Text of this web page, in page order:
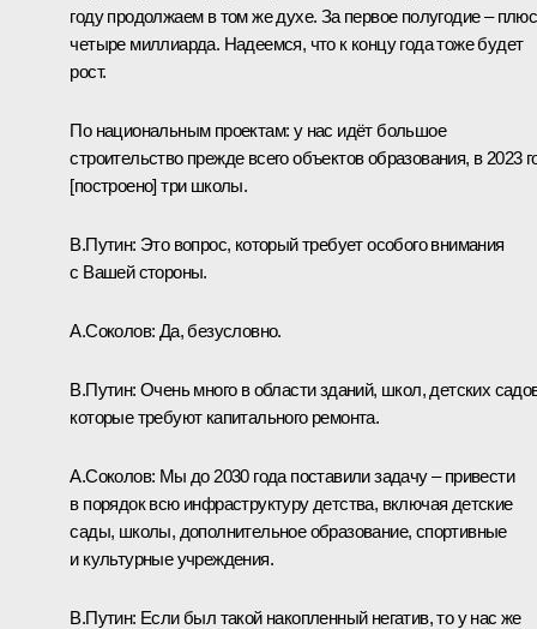
году продолжаем в том же духе. За первое полугодие – плюс
четыре миллиарда. Надеемся, что к концу года тоже будет
рост.
По национальным проектам: у нас идёт большое
строительство прежде всего объектов образования, в 2023
[построено] три школы.
В.Путин: Это вопрос, который требует особого внимания
с Вашей стороны.
А.Соколов: Да, безусловно.
В.Путин: Очень много в области зданий, школ, детских
которые требуют капитального ремонта.
А.Соколов: Мы до 2030 года поставили задачу – привести
в порядок всю инфраструктуру детства, включая детские
сады, школы, дополнительное образование, спортивные
и культурные учреждения.
В.Путин: Если был такой накопленный негатив, то у нас же